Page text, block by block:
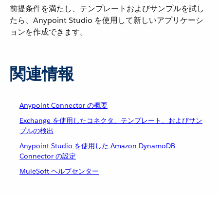
前提条件を満たし、テンプレートおよびサンプルを試し
たら、Anypoint Studio を使用して新しいアプリケーシ
ョンを作成できます。
関連情報
Anypoint Connector の概要
Exchange を使用したコネクタ、テンプレート、およびサン
プルの検出
Anypoint Studio を使用した Amazon DynamoDB
Connector の設定
MuleSoft ヘルプセンター